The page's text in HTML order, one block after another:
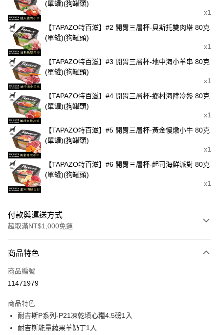
(單罐)(狗罐頭)
x1
【TAPAZO特百滋】#2 開胃三層杯-貝斯托雙肉塔 80克
(單罐)(狗罐頭)
x1
【TAPAZO特百滋】#3 開胃三層杯-地中海小羊串 80克
(單罐)(狗罐頭)
x1
【TAPAZO特百滋】#4 開胃三層杯-鄉村海陸冷盤 80克
(單罐)(狗罐頭)
x1
【TAPAZO特百滋】#5 開胃三層杯-黃金慢燉小牛 80克
(單罐)(狗罐頭)
x1
【TAPAZO特百滋】#6 開胃三層杯-起司海鮮派對 80克
(單罐)(狗罐頭)
x1
付款與運送方式
超取滿NT$1,000免運
信用卡一次付款
信用卡分期付款
合作金庫商業銀行
華南商業銀行
彰化商業銀行
上海商業儲蓄銀行
LINE Pay
Apple Pay
商品特色
商品編號
11471979
商品特色
耐吉斯P系列-P21凍乾填心糧4.5磅1入
耐吉斯能量蔬果羊奶丁1入